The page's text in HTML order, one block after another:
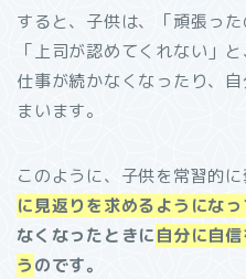
すると、子供は、「頑張っ
「上司が認めてくれない」
仕事が続かなくなったり、
まいます。
このように、子供を常習的に
に見返りを求めるようにな
なくなったときに自分に自
うのです。